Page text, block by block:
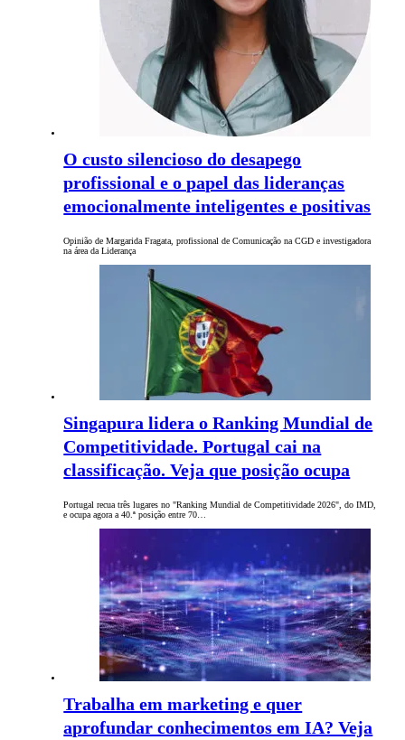
O custo silencioso do desapego
profissional e o papel das lideranças
emocionalmente inteligentes e positivas
Opinião de Margarida Fragata, profissional de Comunicação na CGD e investigadora
na área da Liderança
Singapura lidera o Ranking Mundial de
Competitividade. Portugal cai na
classificação. Veja que posição ocupa
Portugal recua três lugares no "Ranking Mundial de Competitividade 2026", do IMD,
e ocupa agora a 40.ª posição entre 70…
Trabalha em marketing e quer
aprofundar conhecimentos em IA? Veja